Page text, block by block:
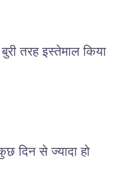
तरह इस्तेमाल किया
से ज्यादा हो